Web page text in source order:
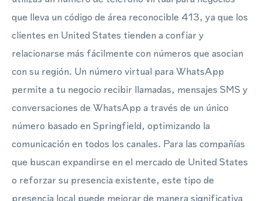
que lleva un código de área reconocible 413, ya que los
clientes en United States tienden a confiar y
relacionarse más fácilmente con números que asocian
con su región. Un número virtual para WhatsApp
permite a tu negocio recibir llamadas, mensajes SMS y
conversaciones de WhatsApp a través de un único
número basado en Springfield, optimizando la
comunicación en todos los canales. Para las compañías
que buscan expandirse en el mercado de United States
o reforzar su presencia existente, este tipo de
presencia local puede mejorar de manera significativa